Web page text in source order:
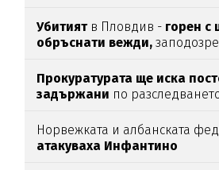
Убитиятв Пловдив - горен с
обръснати вежди,
Прокуратурата ще иска
задържани по
Норвежката и албанската
атакуваха Инфантино